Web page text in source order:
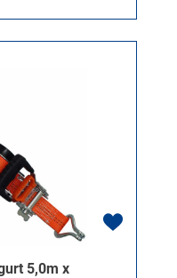
5,0m x